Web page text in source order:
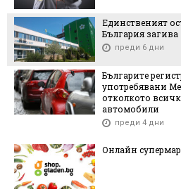
Единственият
България загива
преди 6 дни
Българите
употребявани
отколкото
автомобили
преди 4 дни
Онлайн